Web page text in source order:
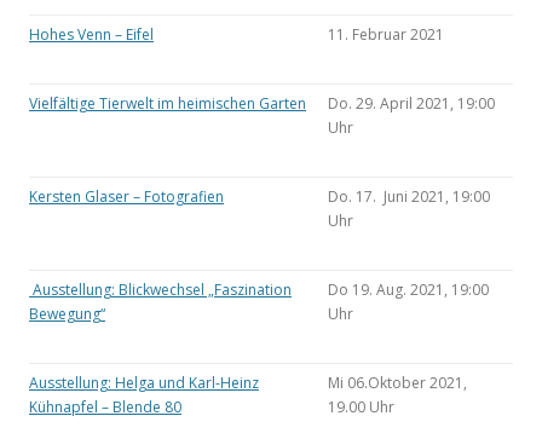
Hohes Venn – Eifel 11. Februar 2021
Vielfältige Tierwelt im heimischen Garten
Do. 29. April 2021, 19:00
Uhr
Kersten Glaser – Fotografien
Do. 17. Juni 2021, 19:00
Uhr
Ausstellung: Blickwechsel „Faszination
Bewegung“
Do 19. Aug. 2021, 19:00
Uhr
Ausstellung: Helga und Karl-Heinz
Kühnapfel – Blende 80
Mi 06.Oktober 2021,
19.00 Uhr